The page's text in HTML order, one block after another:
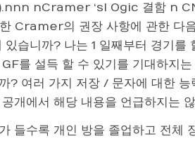
nCramer ‘sl Ogic 결함 n
Cramer의 권장 사항에 관한 다
있습니까? 나는 1 일째부터 경기
를 설득 할 수 있기를 기대하지
? 여러 가지 저장 / 문자에 대한
개에서 해당 내용을 언급하지는
들수록 개인 방을 졸업하고 전체